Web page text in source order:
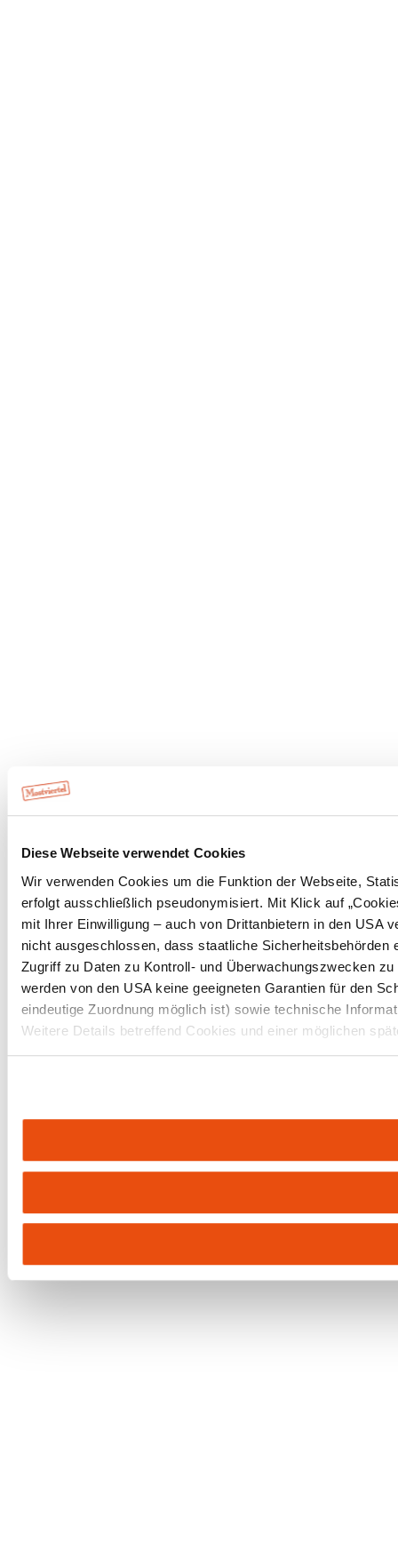
Diese Webseite verwendet Cookies
Wir verwenden Cookies um die Funktion der Webseite,
erfolgt ausschließlich pseudonymisiert. Mit Klick auf
mit Ihrer Einwilligung – auch von Drittanbietern in den USA
nicht ausgeschlossen, dass staatliche
Zugriff zu Daten zu Kontroll- und Überwachungszwecken
werden von den USA keine geeigneten Garantien für den
eindeutige Zuordnung möglich ist) sowie technische
Weitere Details betreffend Cookies und einer möglichen